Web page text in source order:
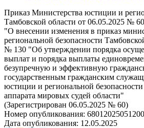
Приказ Министерства юстиции и
Тамбовской области от 06.05.2025 № 60
"О внесении изменения в приказ
региональной безопасности
№ 130 "Об утверждении порядка
выплат и порядка выплаты
безупречную и эффективную
государственным гражданским
юстиции и региональной
аппарата мировых судей области"
(Зарегистрирован 06.05.2025 № 60)
Номер опубликования:
Дата опубликования: 12.05.2025